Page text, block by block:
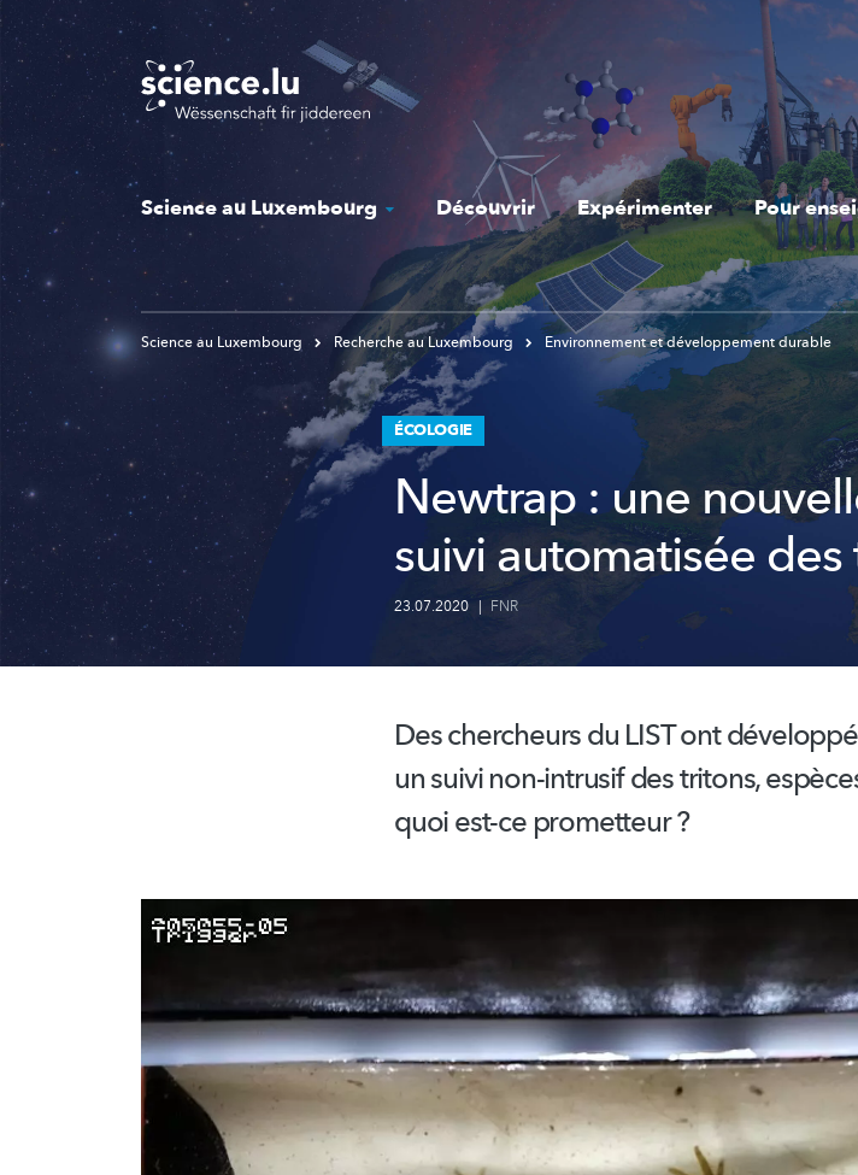
Skip
to
main
content
Science au Luxembourg Découvrir Expérimenter Pour
Science au Luxembourg Recherche au Luxembourg Environnement et développement durable
ÉCOLOGIE
Newtrap : une
suivi automatisée
23.07.2020 | FNR
Des chercheurs du LIST ont
un suivi non-intrusif des tritons,
quoi est-ce prometteur ?